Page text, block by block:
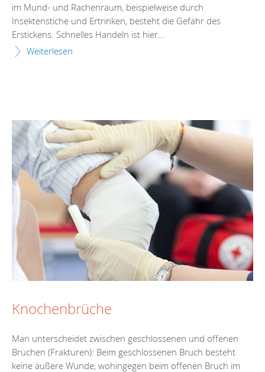
im Mund- und Rachenraum, beispielweise durch
Insektenstiche und Ertrinken, besteht die Gefahr des
Erstickens. Schnelles Handeln ist hier...
Weiterlesen
Knochenbrüche
Man unterscheidet zwischen geschlossenen und offenen
Brüchen (Frakturen): Beim geschlossenen Bruch besteht
keine äußere Wunde, wohingegen beim offenen Bruch im